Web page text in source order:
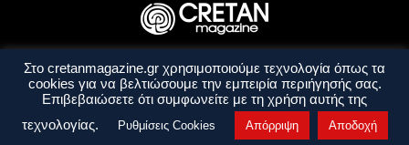
Ταυτότητα Πολιτική Απορρήτου
Όροι Χρήσης
Όροι και Προϋποθέσεις
Στο cretanmagazine.gr χρησιμοποιούμε τεχνολογία όπως τα
cookies για να βελτιώσουμε την εμπειρία περιήγησής σας.
Επιβεβαιώσετε ότι συμφωνείτε με τη χρήση αυτής της
τεχνολογίας.
Ρυθμίσεις Cookies Απόρριψη Αποδοχή